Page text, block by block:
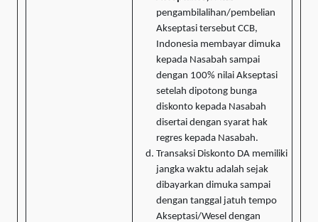
pengambilalihan/pembelian
Akseptasi tersebut CCB,
Indonesia membayar dimuka
kepada Nasabah sampai
dengan 100% nilai Akseptasi
setelah dipotong bunga
diskonto kepada Nasabah
disertai dengan syarat hak
regres kepada Nasabah.
Transaksi Diskonto DA memiliki
jangka waktu adalah sejak
dibayarkan dimuka sampai
dengan tanggal jatuh tempo
Akseptasi/Wesel dengan